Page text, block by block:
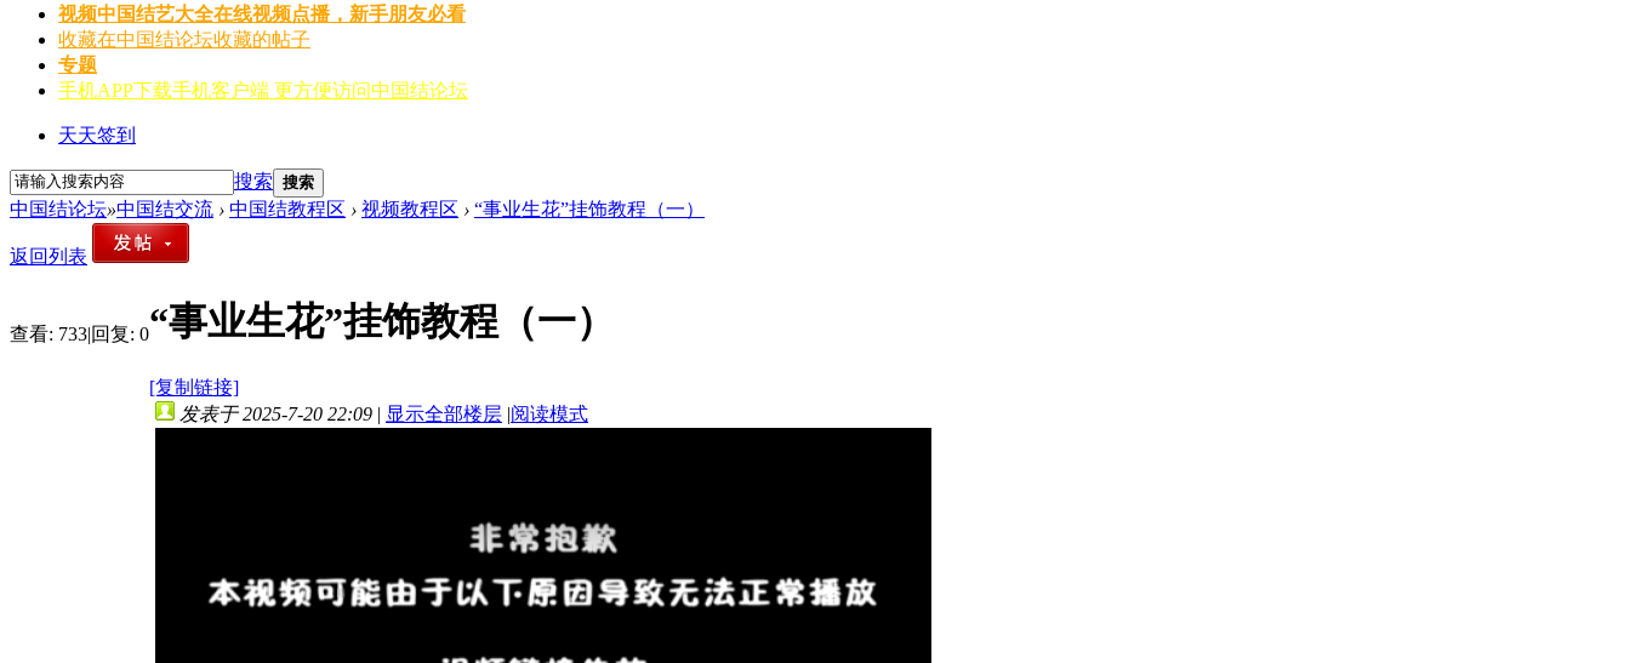
视频中国结艺大全在线视频点播，新手朋友必看
收藏在中国结论坛收藏的帖子
专题
手机APP下载手机客户端 更方便访问中国结论坛
天天签到
搜索 搜索
中国结论坛»中国结交流 › 中国结教程区 › 视频教程区 › “事业生花”挂饰教程（一）
返回列表
查看: 733|回复: 0“事业生花”挂饰教程（一）
[复制链接]
发表于 2025-7-20 22:09 | 显示全部楼层 |阅读模式